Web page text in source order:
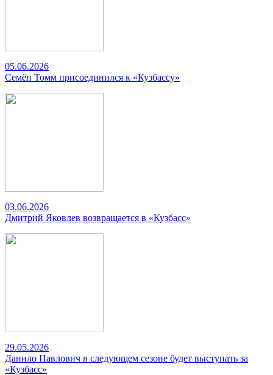
05.06.2026
Семён Томм присоединился к «Кузбассу»
03.06.2026
Дмитрий Яковлев возвращается в «Кузбасс»
29.05.2026
Данило Павлович в следующем сезоне будет выступать за
«Кузбасс»